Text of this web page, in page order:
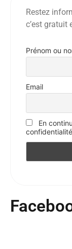
Restez
c’est gratuit
Prénom ou
Email
En
confidentialité